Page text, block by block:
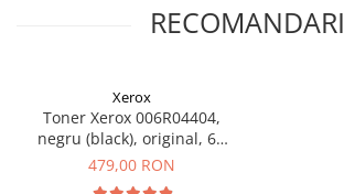
Placi video profesionale
Card reader
Placi captura
Adaptoare PCI / PCIe
RECOMANDARI
Xerox
Toner Xerox 006R04404,
negru (black), original, 6K
pagini (B230/B225/B235)
479,00 RON